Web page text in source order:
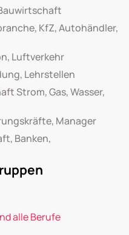
KfZ, Autohändler,
Luftverkehr
Lehrstellen
Strom, Gas, Wasser,
Manager
Banken,
alle Berufe